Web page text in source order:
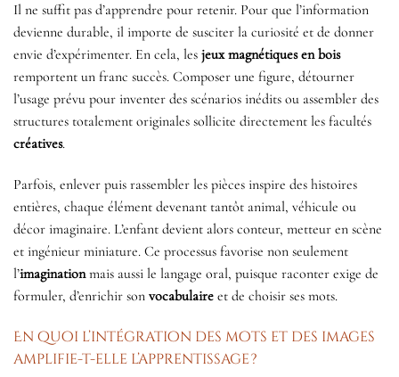
Il ne suffit pas d’apprendre pour retenir. Pour que l’information
devienne durable, il importe de susciter la curiosité et de donner
envie d’expérimenter. En cela, les jeux magnétiques en bois
remportent un franc succès. Composer une figure, détourner
l’usage prévu pour inventer des scénarios inédits ou assembler des
structures totalement originales sollicite directement les facultés
créatives.
Parfois, enlever puis rassembler les pièces inspire des histoires
entières, chaque élément devenant tantôt animal, véhicule ou
décor imaginaire. L’enfant devient alors conteur, metteur en scène
et ingénieur miniature. Ce processus favorise non seulement
l’imaginationmais aussi le langage oral, puisque raconter exige de
formuler, d’enrichir son vocabulaire et de choisir ses mots.
En quoi l’intégration des mots et des images
amplifie-t-elle l’apprentissage ?